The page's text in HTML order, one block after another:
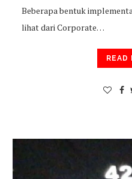
Beberapa bentuk
lihat dari C​orporate…
READ